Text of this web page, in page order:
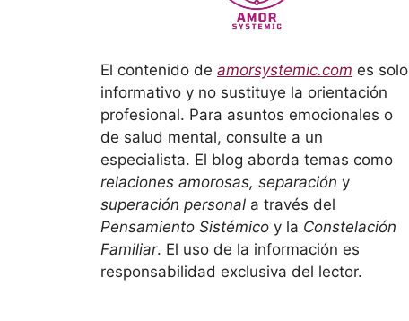
El contenido de amorsystemic.com es solo
informativo y no sustituye la orientación
profesional. Para asuntos emocionales o
de salud mental, consulte a un
especialista. El blog aborda temas como
relaciones amorosas, separación y
superación personal a través del
Pensamiento Sistémico y la Constelación
Familiar. El uso de la información es
responsabilidad exclusiva del lector.